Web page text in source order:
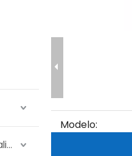
Equipo de preparación de alimentos
Modelo: